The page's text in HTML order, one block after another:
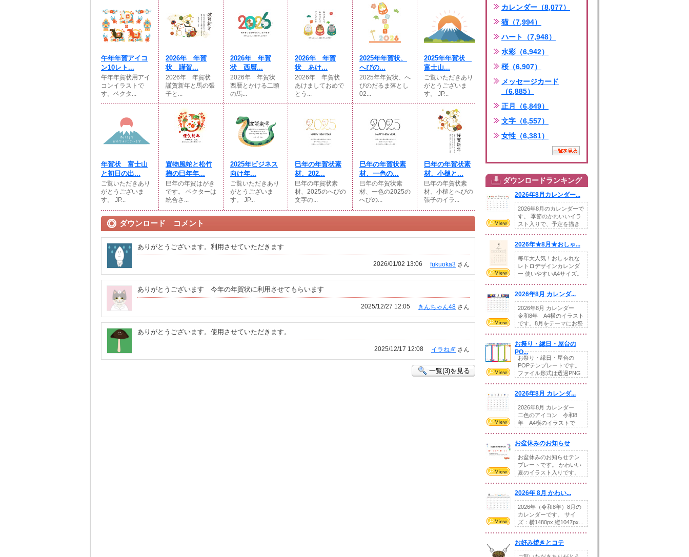
午年年賀アイコ
ン10レト...
午年年賀状用アイ
コンイラストで
す。ベクタ...
2026年 年賀
状 謹賀...
2026年 年賀状
謹賀新年と馬の張
子と...
2026年 年賀
状 西暦...
2026年 年賀状
西暦とかける二頭
の馬...
2026年 年賀
状 あけ...
2026年 年賀状
あけましておめで
とう...
2025年年賀状、
へびの...
2025年年賀状、へ
びのだるま落とし
02...
2025年年賀状
富士山...
ご覧いただきあり
がとうございま
す。 JP...
年賀状 富士山
と初日の出...
ご覧いただきあり
がとうございま
す。 JP...
置物風蛇と松竹
梅の巳年年...
巳年の年賀はがき
です。 ベクターは
統合さ...
2025年ビジネス
向け年...
ご覧いただきあり
がとうございま
す。 JP...
巳年の年賀状素
材、202...
巳年の年賀状素
材、2025のへびの
文字の...
巳年の年賀状素
材、一色の...
巳年の年賀状素
材、一色の2025の
へびの...
巳年の年賀状素
材、小槌と...
巳年の年賀状素
材、小槌とへびの
張子のイラ...
ダウンロード コメント
ありがとうございます。利用させていただきます
fukuoka3 さん
2026/01/02 13:06
ありがとうございます 今年の年賀状に利用させてもらいます
きんちゃん48 さん
2025/12/27 12:05
ありがとうございます。使用させていただきます。
イラねぎ さん
2025/12/17 12:08
一覧(3)を見る
カレンダー（8,077）
猫（7,994）
ハート（7,948）
水彩（6,942）
桜（6,907）
メッセージカード
（6,885）
正月（6,849）
文字（6,557）
女性（6,381）
ダウンロードランキング
2026年8月カレンダー...
2026年8月のカレンダーで
す。 季節のかわいいイラ
スト入りで、予定を描き
2026年★8月★おしゃ...
毎年大人気！おしゃれな
レトロデザインカレンダ
ー 使いやすいA4サイズ。
2026年8月 カレンダ...
2026年8月 カレンダー
令和8年 A4横のイラスト
です。8月をテーマにお祭
お祭り・縁日・屋台の
PO...
お祭り・縁日・屋台の
POPテンプレートです。
ファイル形式は透過PNG
2026年8月 カレンダ...
2026年8月 カレンダー
二色のアイコン 令和8
年 A4横のイラストで
お盆休みのお知らせ
お盆休みのお知らせテン
プレートです。 かわいい
夏のイラスト入りです。
2026年 8月 かわい...
2026年（令和8年）8月の
カレンダーです。 サイ
ズ：横1480px 縦1047px...
お好み焼きとコテ